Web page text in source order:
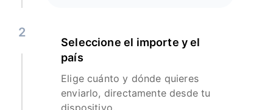
2
Seleccione el importe y el
país
Elige cuánto y dónde quieres
enviarlo, directamente desde tu
dispositivo.